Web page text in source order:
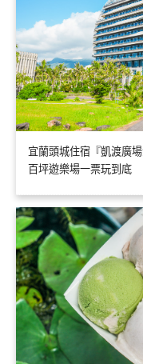
宜蘭頭城住宿『凱渡廣
百坪遊樂場一票玩到底